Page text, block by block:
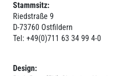
Stammsitz:
Riedstraße 9
D-73760 Ostfildern
Tel: +49(0)711 63 34 99 4-0
Design: